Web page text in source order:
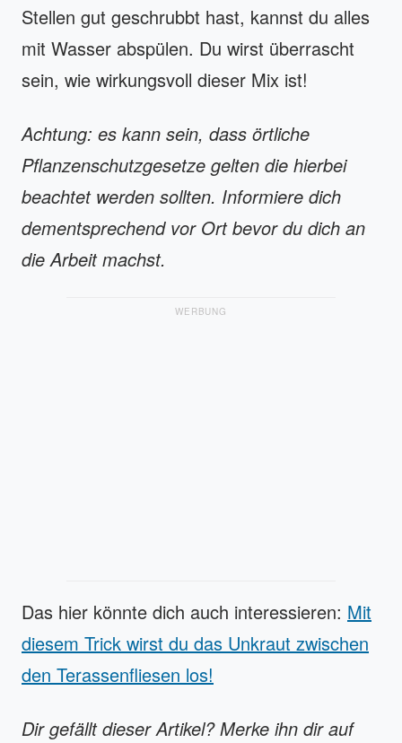
Stellen gut geschrubbt hast, kannst du alles
mit Wasser abspülen. Du wirst überrascht
sein, wie wirkungsvoll dieser Mix ist!
Achtung: es kann sein, dass örtliche
Pflanzenschutzgesetze gelten die hierbei
beachtet werden sollten. Informiere dich
dementsprechend vor Ort bevor du dich an
die Arbeit machst.
WERBUNG
Das hier könnte dich auch interessieren: Mit
diesem Trick wirst du das Unkraut zwischen
den Terassenfliesen los!
Dir gefällt dieser Artikel? Merke ihn dir auf